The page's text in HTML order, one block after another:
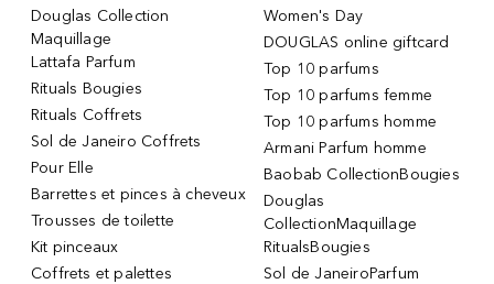
Douglas Collection
Maquillage
Lattafa Parfum
Rituals Bougies
Rituals Coffrets
Sol de Janeiro Coffrets
Pour Elle
Barrettes et pinces à cheveux
Trousses de toilette
Kit pinceaux
Coffrets et palettes
Women's Day
DOUGLAS online giftcard
Top 10 parfums
Top 10 parfums femme
Top 10 parfums homme
Armani Parfum homme
Baobab CollectionBougies
Douglas
CollectionMaquillage
RitualsBougies
Sol de JaneiroParfum